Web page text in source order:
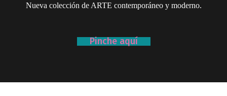
Nueva colección de ARTE contemporáneo y moderno.
Pinche aquí